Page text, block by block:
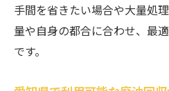
手間を省きたい場合や大量処
量や自身の都合に合わせ、最
です。